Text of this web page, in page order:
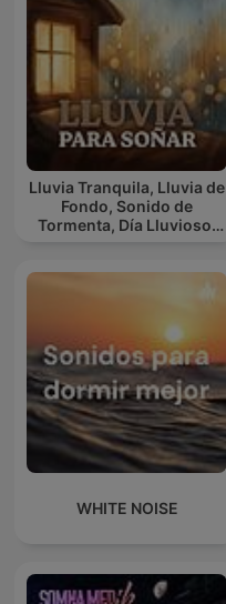
Lluvia Tranquila, Lluvia de
Fondo, Sonido de
Tormenta, Día Lluvioso,
WHITE NOISE